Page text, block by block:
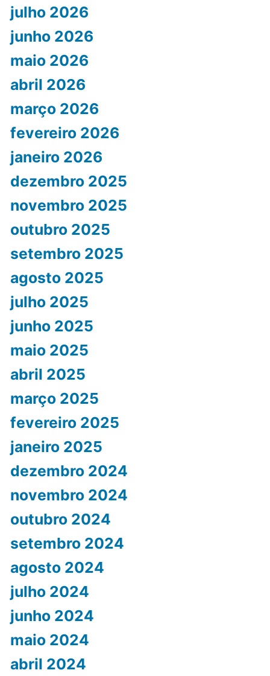
julho 2026
junho 2026
maio 2026
abril 2026
março 2026
fevereiro 2026
janeiro 2026
dezembro 2025
novembro 2025
outubro 2025
setembro 2025
agosto 2025
julho 2025
junho 2025
maio 2025
abril 2025
março 2025
fevereiro 2025
janeiro 2025
dezembro 2024
novembro 2024
outubro 2024
setembro 2024
agosto 2024
julho 2024
junho 2024
maio 2024
abril 2024